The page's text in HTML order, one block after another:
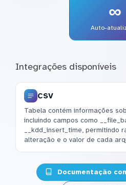
∞
Auto-
Integrações disponíveis
CSV
Tabela contém informações
incluindo campos como
__kdd_insert_time, permitindo
alteração e o valor de cada
Documentação